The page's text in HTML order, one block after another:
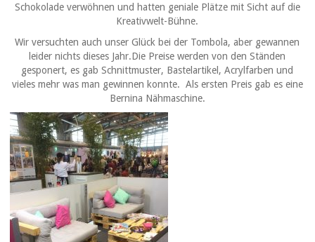
Schokolade verwöhnen und hatten geniale Plätze mit Sicht auf die
Kreativwelt-Bühne.
Wir versuchten auch unser Glück bei der Tombola, aber gewannen
leider nichts dieses Jahr.Die Preise werden von den Ständen
gesponert, es gab Schnittmuster, Bastelartikel, Acrylfarben und
vieles mehr was man gewinnen konnte. Als ersten Preis gab es eine
Bernina Nähmaschine.